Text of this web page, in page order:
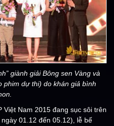
giành giải Bông sen Vàng và
phim dự thi) do khán giả bình
Nam 2015 đang sục sôi trên
01.12 đến 05.12), lễ bế